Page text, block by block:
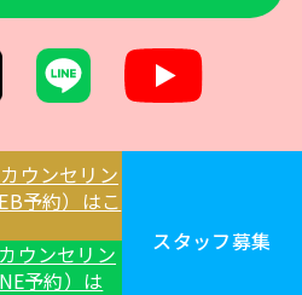
クリニック松戸五香
ウンセリン
予約）はこ
ウンセリン
予約）は
スタッフ募集